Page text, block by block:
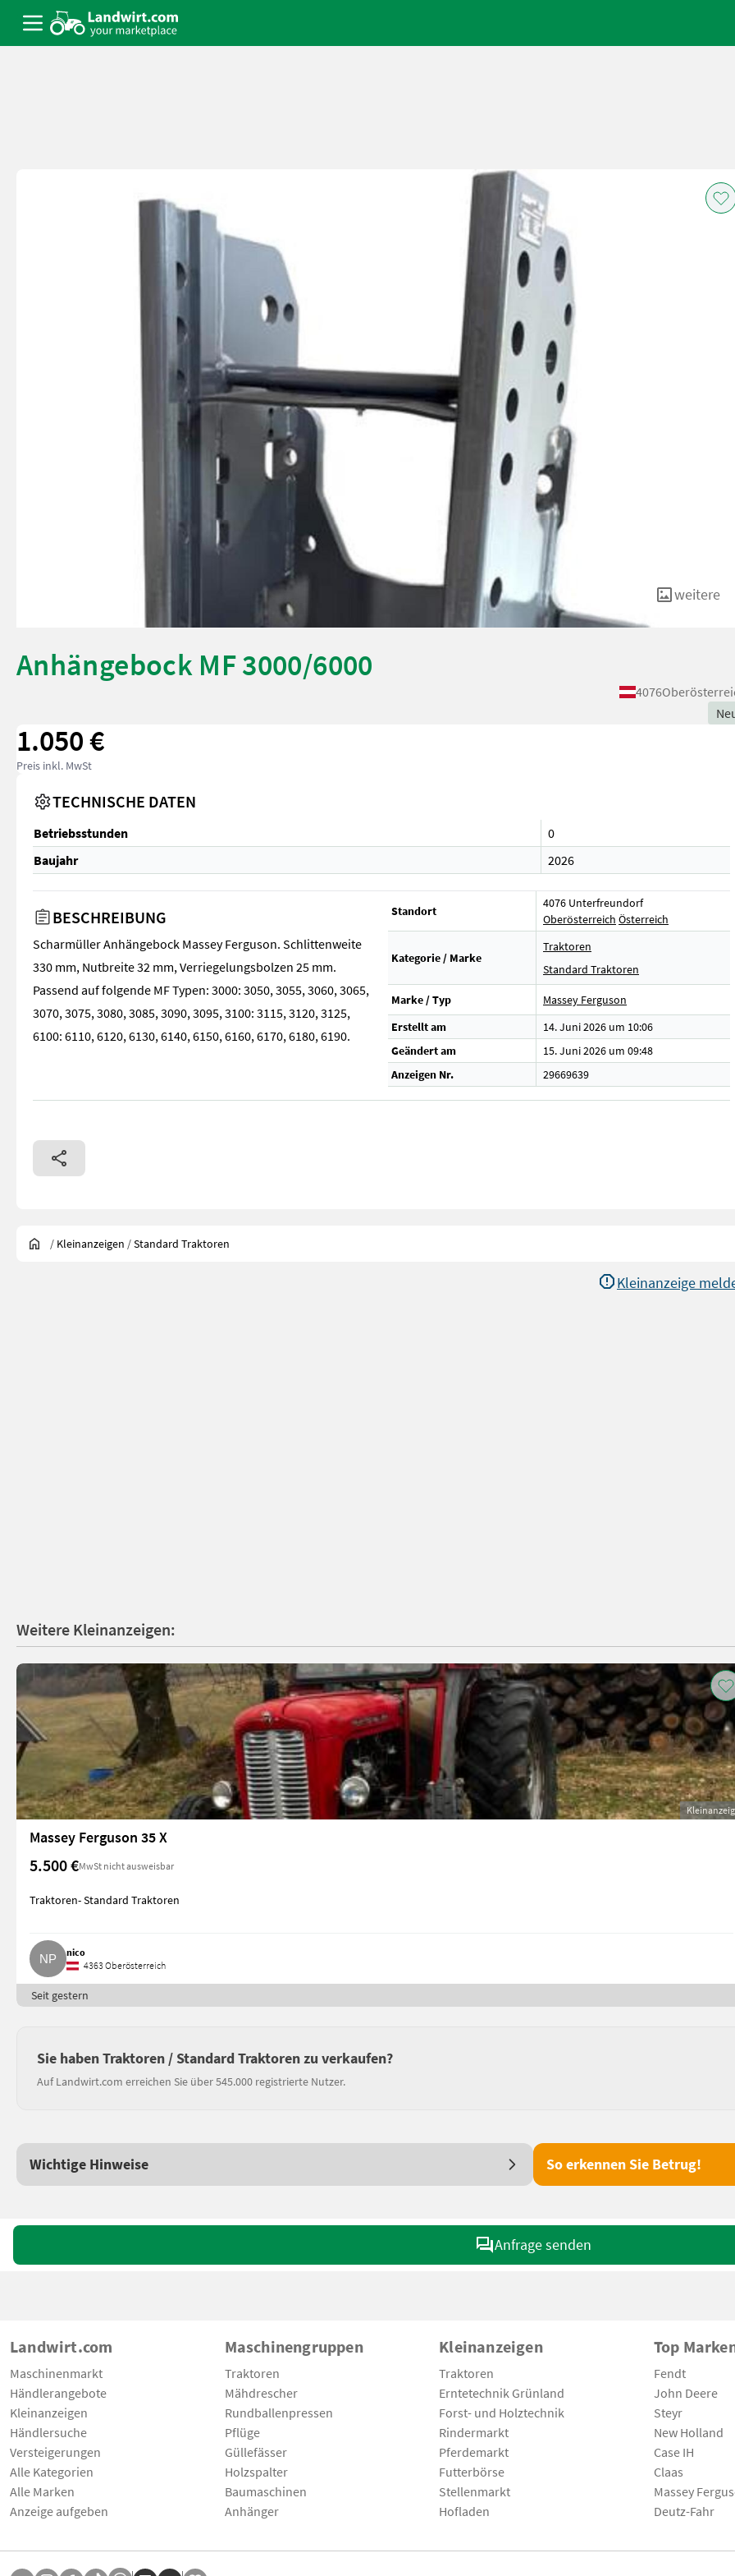
weitere
Anhängebock MF 3000/6000
4076
1.050 €
Preis inkl. MwSt
TECHNISCHE DATEN
Betriebsstunden
0
Baujahr
2026
BESCHREIBUNG
Scharmüller Anhängebock Massey Ferguson. Schlittenweite
330 mm, Nutbreite 32 mm, Verriegelungsbolzen 25 mm.
Passend auf folgende MF Typen: 3000: 3050, 3055, 3060, 3065,
3070, 3075, 3080, 3085, 3090, 3095, 3100: 3115, 3120, 3125,
6100: 6110, 6120, 6130, 6140, 6150, 6160, 6170, 6180, 6190.
Standort
4076 Unterfreundorf
Oberösterreich Österreich
Kategorie / Marke
Traktoren
Standard Traktoren
Marke / Typ
Massey Ferguson
Erstellt am
14. Juni 2026 um 10:06
Geändert am
15. Juni 2026 um 09:48
Anzeigen Nr.
29669639
/ Kleinanzeigen /Standard Traktoren
Kleinanzeige
Weitere Kleinanzeigen:
Massey Ferguson 35 X
5.500 €MwSt nicht ausweisbar
Traktoren- Standard Traktoren
nico
4363 Oberösterreich
Seit gestern
Sie haben Traktoren / Standard Traktoren zu verkaufen?
Auf Landwirt.com erreichen Sie über 545.000 registrierte Nutzer.
Wichtige Hinweise So erkennen Sie Betrug!
Anfrage senden
Landwirt.com
Maschinenmarkt
Händlerangebote
Kleinanzeigen
Händlersuche
Versteigerungen
Alle Kategorien
Alle Marken
Anzeige aufgeben
Maschinengruppen
Traktoren
Mähdrescher
Rundballenpressen
Pflüge
Güllefässer
Holzspalter
Baumaschinen
Anhänger
Kleinanzeigen
Traktoren
Erntetechnik Grünland
Forst- und Holztechnik
Rindermarkt
Pferdemarkt
Futterbörse
Stellenmarkt
Hofladen
Top
Fendt
John Deere
Steyr
New Holland
Case IH
Claas
Massey
Deutz-Fahr